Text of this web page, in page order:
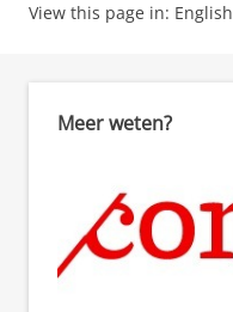
View this page in: English
Meer weten?